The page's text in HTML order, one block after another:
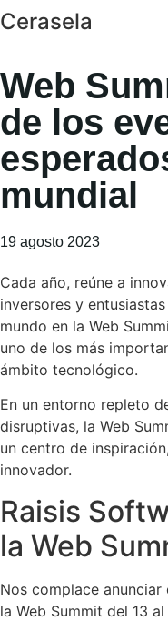
Cerasela
Web
de los
mundial
19 agosto 2023
Cada año, reúne a
inversores y
mundo en la Web
uno de los más
ámbito tecnológico.
En un entorno repleto
disruptivas, la Web
un centro de
innovador.
Raisis
la Web
Nos complace
la Web Summit del 13